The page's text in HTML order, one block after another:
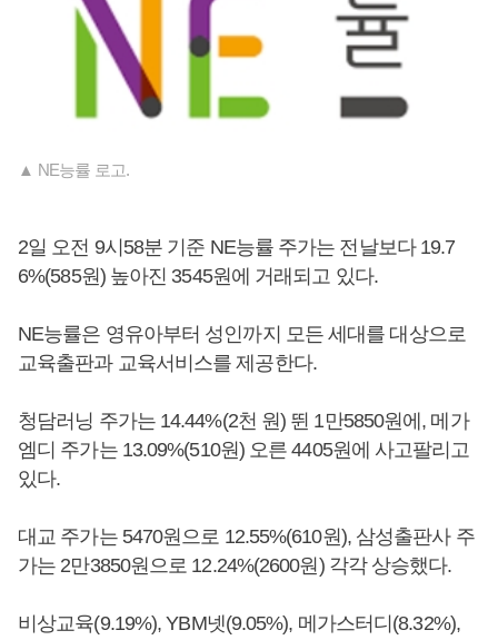
▲ NE능률 로고.
2일 오전 9시58분 기준 NE능률 주가는 전날보다 19.7
6%(585원) 높아진 3545원에 거래되고 있다.
NE능률은 영유아부터 성인까지 모든 세대를 대상으로
교육출판과 교육서비스를 제공한다.
청담러닝 주가는 14.44%(2천 원) 뛴 1만5850원에, 메가
엠디 주가는 13.09%(510원) 오른 4405원에 사고팔리고
있다.
대교 주가는 5470원으로 12.55%(610원), 삼성출판사 주
가는 2만3850원으로 12.24%(2600원) 각각 상승했다.
비상교육(9.19%), YBM넷(9.05%), 메가스터디(8.32%),